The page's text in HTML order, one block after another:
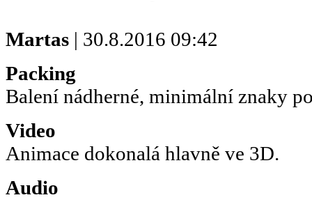
Martas | 30.8.2016 09:42
Packing
Balení nádherné, minimální znaky
Video
Animace dokonalá hlavně ve 3D.
Audio